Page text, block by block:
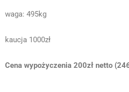
waga: 495kg
kaucja 1000zł
Cena wypożyczenia 200zł netto